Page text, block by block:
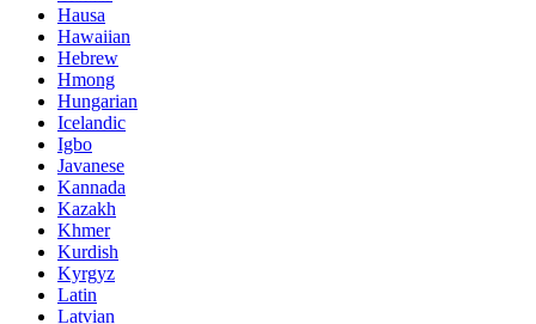
Hausa
Hawaiian
Hebrew
Hmong
Hungarian
Icelandic
Igbo
Javanese
Kannada
Kazakh
Khmer
Kurdish
Kyrgyz
Latin
Latvian